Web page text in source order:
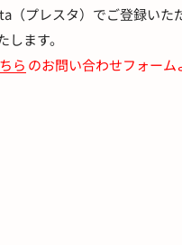
（プレスタ）でご登録いた
ます。
ら のお問い合わせフォーム